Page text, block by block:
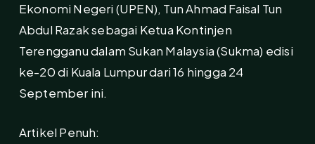
Ekonomi Negeri (UPEN), Tun Ahmad Faisal Tun
Abdul Razak sebagai Ketua Kontinjen
Terengganu dalam Sukan Malaysia (Sukma) edisi
ke-20 di Kuala Lumpur dari 16 hingga 24
September ini.
Artikel Penuh: